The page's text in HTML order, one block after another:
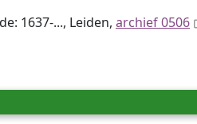
1637-..., Leiden, archief 0506